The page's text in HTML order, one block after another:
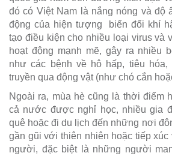
đó có Việt Nam là nắng nóng và độ
động của hiện tượng biến đổi khí
tạo điều kiện cho nhiều loại virus và
hoạt động mạnh mẽ, gây ra nhiều
như các bệnh về hô hấp, tiêu
truyền qua động vật (như chó cắn
Ngoài ra, mùa hè cũng là thời điểm
cả nước được nghỉ học, nhiều gia
quê hoặc đi du lịch đến những nơi
gần gũi với thiên nhiên hoặc tiếp
người, đặc biệt là những người